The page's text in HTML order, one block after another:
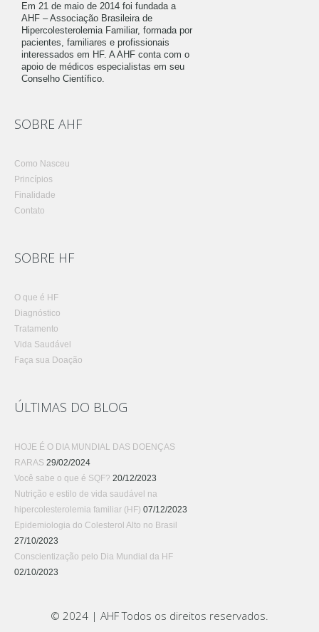
Em 21 de maio de 2014 foi fundada a
AHF – Associação Brasileira de
Hipercolesterolemia Familiar, formada por
pacientes, familiares e profissionais
interessados em HF. A AHF conta com o
apoio de médicos especialistas em seu
Conselho Científico.
SOBRE AHF
Como Nasceu
Princípios
Finalidade
Contato
SOBRE HF
O que é HF
Diagnóstico
Tratamento
Vida Saudável
Faça sua Doação
ÚLTIMAS DO BLOG
HOJE É O DIA MUNDIAL DAS DOENÇAS
RARAS 29/02/2024
Você sabe o que é SQF? 20/12/2023
Nutrição e estilo de vida saudável na
hipercolesterolemia familiar (HF) 07/12/2023
Epidemiologia do Colesterol Alto no Brasil
27/10/2023
Conscientização pelo Dia Mundial da HF
02/10/2023
© 2024 | AHF Todos os direitos reservados.